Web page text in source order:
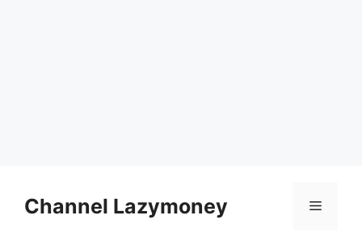
contentChannel Lazymoney Menu